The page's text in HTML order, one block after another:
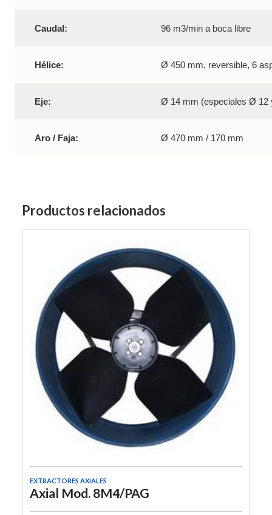
Caudal: 96 m3/min a boca libre
Hélice: Ø 450 mm, reversible, 6
Eje: Ø 14 mm (especiales Ø 12
Aro / Faja: Ø 470 mm / 170 mm
Productos relacionados
EXTRACTORES AXIALES
Axial Mod. 8M4/PAG